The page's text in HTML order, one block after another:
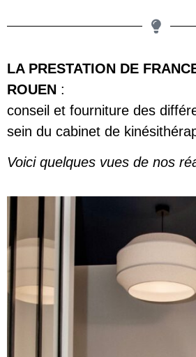
LA PRESTATION DE
ROUEN :
conseil et fourniture des
sein du cabinet de
Voici quelques vues de nos